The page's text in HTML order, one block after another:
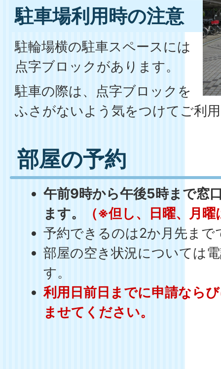
駐車場利用時の注意
駐輪場横の駐車スペースには
点字ブロックがあります。
駐車の際は、点字ブロックを
ふさがないよう気をつけてご利
部屋の予約
午前9時から午後5時まで窓
ます。
（※但し、日曜、月
予約できるのは2か月先まで
部屋の空き状況については
す。
利用日前日までに申請なら
ませてください。